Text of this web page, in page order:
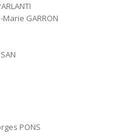
Marie GARRON
PONS